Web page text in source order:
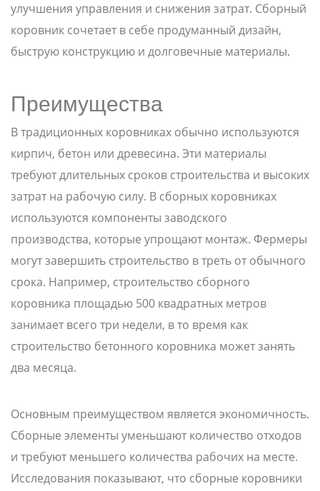
улучшения управления и снижения затрат. Сборный
коровник сочетает в себе продуманный дизайн,
быструю конструкцию и долговечные материалы.
Преимущества
В традиционных коровниках обычно используются
кирпич, бетон или древесина. Эти материалы
требуют длительных сроков строительства и высоких
затрат на рабочую силу. В сборных коровниках
используются компоненты заводского
производства, которые упрощают монтаж. Фермеры
могут завершить строительство в треть от обычного
срока. Например, строительство сборного
коровника площадью 500 квадратных метров
занимает всего три недели, в то время как
строительство бетонного коровника может занять
два месяца.
Основным преимуществом является экономичность.
Сборные элементы уменьшают количество отходов
и требуют меньшего количества рабочих на месте.
Исследования показывают, что сборные коровники